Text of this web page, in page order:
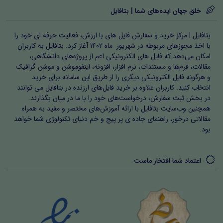
در این بخش، گزارش روایی از اجرای طرح، ارزیابی مستمر،
بازخورد دانش‌آموزان و خودارزیابی معلم یا پژوهشگر ارائه شده
است. این بخش اهمیت می‌دهد که اقدام پژوهی یک فرآیند
زنده و مستمر است و صرفاً یک گزارش نیست. دانشجویان
آموزش و پرورش و فرهنگیان با استفاده از این روش می‌توانند
پیشرفت دانش‌آموزان را مشاهده کنند و بر اساس آن
بازنگری‌ها و اصلاحات لازم را انجام دهند.
اهمیت و سبک اقدام پژوهی
پژوهی طراحی شده است. استفاده از تدریس فعال، بازی‌محور،
یادگیری عمیق و مؤثر را فراهم می‌کند. دسته‌بندی فصل‌ها و
زیرعنوان‌ها مسیر منطقی پژوهش را نشان می‌دهد و معلمان و
خلق جهان ایده‌های شما | بتافایل
بتافایل | مرکز خرید و سفارش فایل های با ارزش، فعالیت حرفه ای خود را
با اخذ مجوزهای مربوطه در شهریور ماه ۱۴۰۲ آغاز کرد. بتافایل به کاربران
امکان می‌دهد که فایل های الکترونیکی اعم از پروژه‌های دانشگاهی،
مقالات، فرم‌ها و مستندات، نرم افزار، افزونه، اینفوموشن و موشن گرافیک
و هرگونه فایل الکترونیکی دیگری را از طریق این سامانه برای خرید
انتخاب کنید. کاربران علاوه بر خرید فایل‌های ارزنده در بتافایل می توانند
در بخش ثبت سفارش، درخواست‌های خود را با ما در میان بگذارند.
همچنین وب‌سایت بتافایل با ارائه آموزش‌های مختصر و مفید به همراه
مقالاتی درخور، راهنمای جاده ی پر پیچ و خم دنیای تکنولوژی شما خواهد
بود.
اعتماد شما افتخار ماست